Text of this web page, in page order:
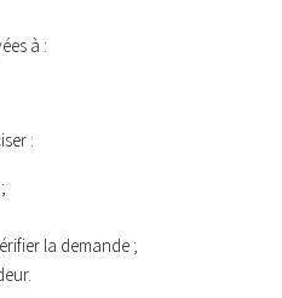
à :
:
la demande ;